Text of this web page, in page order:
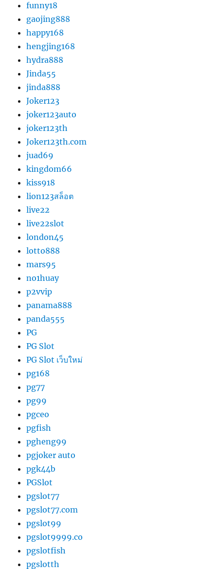
funny18
gaojing888
happy168
hengjing168
hydra888
Jinda55
jinda888
Joker123
joker123auto
joker123th
Joker123th.com
juad69
kingdom66
kiss918
lion123สล็อต
live22
live22slot
london45
lotto888
mars95
no1huay
p2vvip
panama888
panda555
PG
PG Slot
PG Slot เว็บใหม่
pg168
pg77
pg99
pgceo
pgfish
pgheng99
pgjoker auto
pgk44b
PGSlot
pgslot77
pgslot77.com
pgslot99
pgslot9999.co
pgslotfish
pgslotth